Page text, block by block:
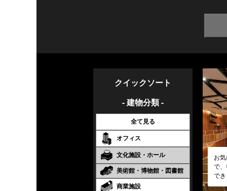
クイックソート
- 建物分類 -
全て見る
オフィス
文化施設・ホール
美術館・博物館・図書館
商業施設
お
で
で